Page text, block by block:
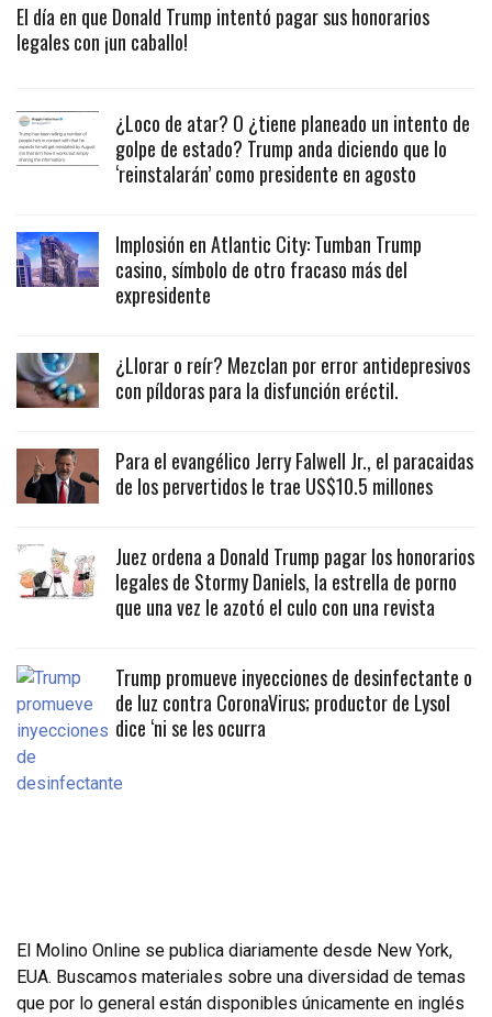
El día en que Donald Trump intentó pagar sus honorarios
legales con ¡un caballo!
¿Loco de atar? O ¿tiene planeado un intento de
golpe de estado? Trump anda diciendo que lo
‘reinstalarán’ como presidente en agosto
Implosión en Atlantic City: Tumban Trump
casino, símbolo de otro fracaso más del
expresidente
¿Llorar o reír? Mezclan por error antidepresivos
con píldoras para la disfunción eréctil.
Para el evangélico Jerry Falwell Jr., el paracaidas
de los pervertidos le trae US$10.5 millones
Juez ordena a Donald Trump pagar los honorarios
legales de Stormy Daniels, la estrella de porno
que una vez le azotó el culo con una revista
Trump promueve inyecciones de desinfectante o
de luz contra CoronaVirus; productor de Lysol
dice ‘ni se les ocurra
El Molino Online se publica diariamente desde New York,
EUA. Buscamos materiales sobre una diversidad de temas
que por lo general están disponibles únicamente en inglés